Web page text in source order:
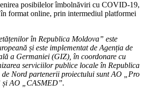
posibilelor îmbolnăviri cu COVID-19,
format online, prin intermediul platformei
în Republica Moldova” este
și este implementat de Agenția de
a Germaniei (GIZ), în coordonare cu
serviciilor publice locale în Republica
Nord partenerii proiectului sunt AO „Pro
și AO „CASMED”.